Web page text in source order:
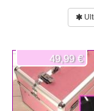
49,99 €